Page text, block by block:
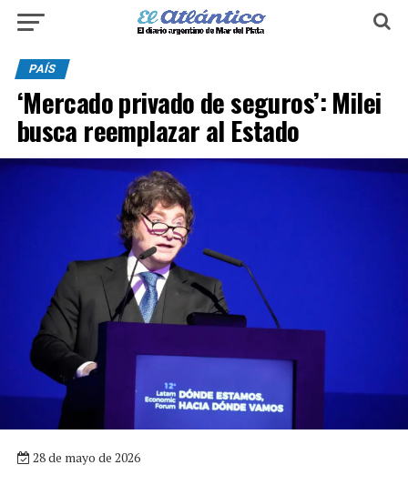
PAÍS
‘Mercado privado de seguros’: Milei
busca reemplazar al Estado
28 de mayo de 2026